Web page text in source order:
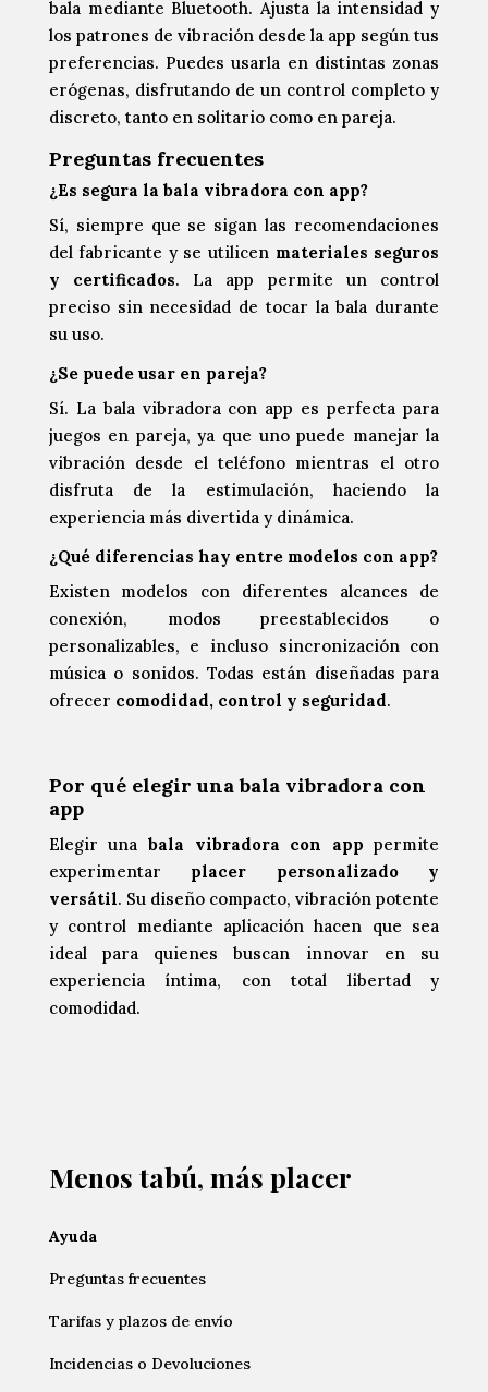
bala mediante Bluetooth. Ajusta la intensidad y
los patrones de vibración desde la app según tus
preferencias. Puedes usarla en distintas zonas
erógenas, disfrutando de un control completo y
discreto, tanto en solitario como en pareja.
Preguntas frecuentes
¿Es segura la bala vibradora con app?
Sí, siempre que se sigan las recomendaciones
del fabricante y se utilicen materiales seguros
y certificados. La app permite un control
preciso sin necesidad de tocar la bala durante
su uso.
¿Se puede usar en pareja?
Sí. La bala vibradora con app es perfecta para
juegos en pareja, ya que uno puede manejar la
vibración desde el teléfono mientras el otro
disfruta de la estimulación, haciendo la
experiencia más divertida y dinámica.
¿Qué diferencias hay entre modelos con app?
Existen modelos con diferentes alcances de
conexión, modos preestablecidos o
personalizables, e incluso sincronización con
música o sonidos. Todas están diseñadas para
ofrecer comodidad, control y seguridad.
Por qué elegir una bala vibradora con
app
Elegir una bala vibradora con app permite
experimentar placer personalizado y
versátil. Su diseño compacto, vibración potente
y control mediante aplicación hacen que sea
ideal para quienes buscan innovar en su
experiencia íntima, con total libertad y
comodidad.
Menos tabú, más placer
Ayuda
Preguntas frecuentes
Tarifas y plazos de envío
Incidencias o Devoluciones